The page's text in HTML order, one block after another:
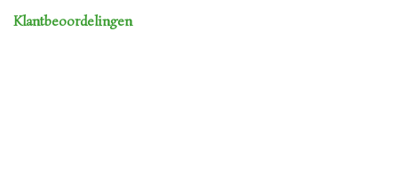
Klantbeoordelingen